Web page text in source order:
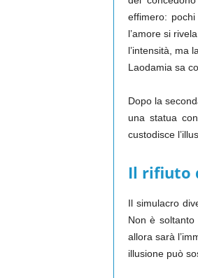
effimero:
l’amore si
l’intensità, ma
Laodamia sa
Dopo la
una statua
custodisce
Il rifiuto
Il simulacro
Non è
allora sarà
illusione può